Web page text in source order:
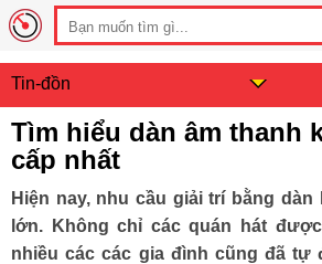
Tin-đồn
Tìm hiểu dàn âm thanh
cấp nhất
Hiện nay, nhu cầu giải trí bằng dàn
lớn. Không chỉ các quán hát
nhiều các các gia đình cũng đã tự